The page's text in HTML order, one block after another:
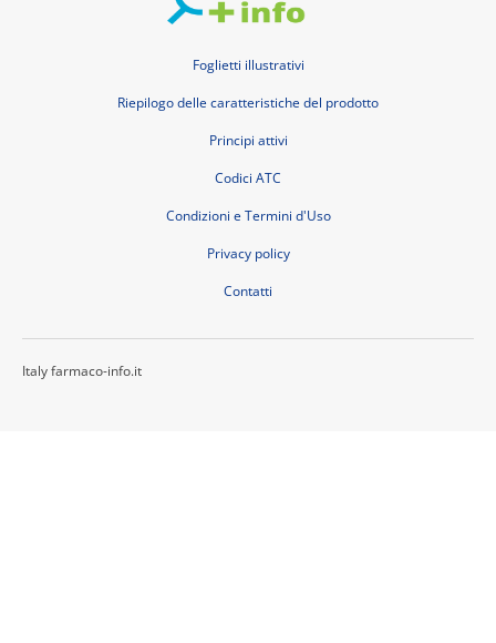
Foglietti illustrativi
Riepilogo delle caratteristiche del prodotto
Principi attivi
Codici ATC
Condizioni e Termini d'Uso
Privacy policy
Contatti
Italy farmaco-info.it